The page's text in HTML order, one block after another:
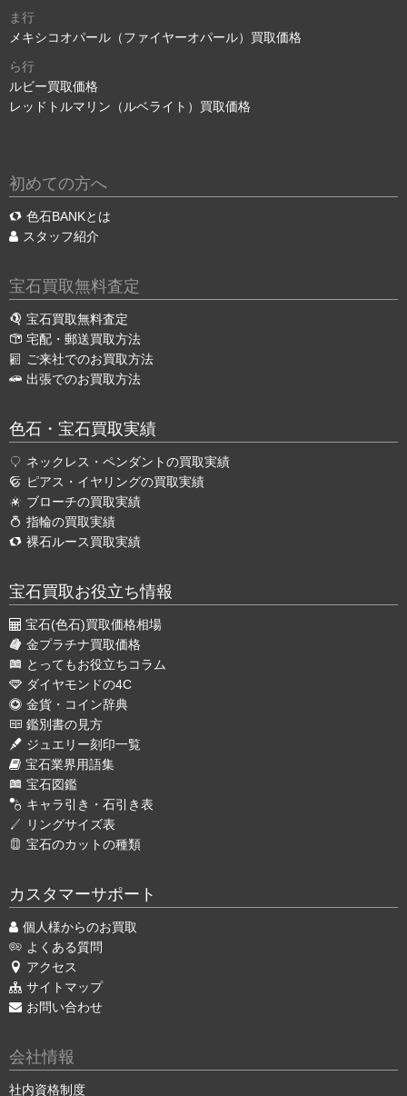
ま行
メキシコオパール（ファイヤーオパール）買取価格
ら行
ルビー買取価格
レッドトルマリン（ルベライト）買取価格
初めての方へ
色石BANKとは
スタッフ紹介
宝石買取無料査定
宝石買取無料査定
宅配・郵送買取方法
ご来社でのお買取方法
出張でのお買取方法
色石・宝石買取実績
ネックレス・ペンダントの買取実績
ピアス・イヤリングの買取実績
ブローチの買取実績
指輪の買取実績
裸石ルース買取実績
宝石買取お役立ち情報
宝石(色石)買取価格相場
金プラチナ買取価格
とってもお役立ちコラム
ダイヤモンドの4C
金貨・コイン辞典
鑑別書の見方
ジュエリー刻印一覧
宝石業界用語集
宝石図鑑
キャラ引き・石引き表
リングサイズ表
宝石のカットの種類
カスタマーサポート
個人様からのお買取
よくある質問
アクセス
サイトマップ
お問い合わせ
会社情報
社内資格制度